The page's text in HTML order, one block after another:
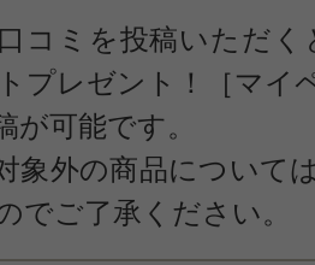
コミを投稿いただく
プレゼント！［マイ
が可能です。
象外の商品について
でご了承ください。